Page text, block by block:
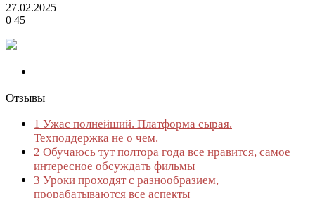
27.02.2025
0 45
Отзывы
1 Ужас полнейший. Платформа сырая.
Техподдержка не о чем.
2 Обучаюсь тут полтора года все нравится, самое
интересное обсуждать фильмы
3 Уроки проходят с разнообразием,
прорабатываются все аспекты